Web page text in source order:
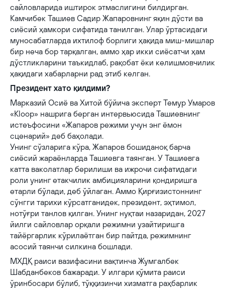
сайловларида иштирок этмаслигини билдирган.
Камчибек Ташиев Садир Жапаровнинг яқин дўсти ва
сиёсий ҳамкори сифатида танилган. Улар ўртасидаги
муносабатларда ихтилоф борлиги ҳақида миш-мишлар
бир неча бор тарқалган, аммо ҳар икки сиёсатчи ҳам
дўстликларини таъкидлаб, рақобат ёки келишмовчилик
ҳақидаги хабарларни рад этиб келган.
Президент хато қилдими?
Марказий Осиё ва Хитой бўйича эксперт Темур Умаров
«Kloop» нашрига берган интервьюсида Ташиевнинг
истеъфосини «Жапаров режими учун энг ёмон
сценарий» деб баҳолади.
Унинг сўзларига кўра, Жапаров бошиданоқ барча
сиёсий жараёнларда Ташиевга таянган. У Ташиевга
катта ваколатлар берилиши ва ижрочи сифатидаги
роли унинг етакчилик амбицияларини қондиришга
етарли бўлади, деб ўйлаган. Аммо Қирғизистоннинг
сўнгги тарихи кўрсатганидек, президент, эҳтимол,
нотўғри танлов қилган. Унинг нуқтаи назаридан, 2027
йилги сайловлар орқали режимни узайтиришга
тайёргарлик кўрилаётган бир пайтда, режимнинг
асосий таянчи силкина бошлади.
МХДҚ раиси вазифасини вақтинча Жумгалбек
Шабданбеков бажаради. У илгари қўмита раиси
ўринбосари бўлиб, тўққизинчи хизматга раҳбарлик